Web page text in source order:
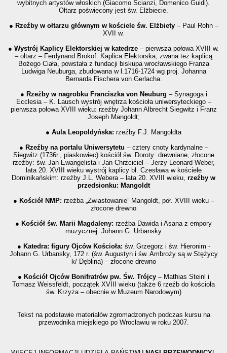
wybitnych artystów włoskich (Giacomo Scianzi, Domenico Guidi).
Ołtarz poświęcony jest św. Elżbiecie.
● Rzeźby w ołtarzu głównym w kościele św. Elżbiety – Paul Rohn –
XVII w.
● Wystrój Kaplicy Elektorskiej w katedrze – pierwsza połowa XVIII w.
– ołtarz – Ferdynand Brokof. Kaplica Elektorska, zwana też kaplicą
Bożego Ciała, powstała z fundacji biskupa wrocławskiego Franza
Ludwiga Neuburga, zbudowana w l.1716-1724 wg proj. Johanna
Bernarda Fischera von Gerlacha.
● Rzeźby w nagrobku Franciszka von Neuburg – Synagoga i
Ecclesia – K. Lausch wystrój wnętrza kościoła uniwersyteckiego –
pierwsza połowa XVIII wieku: rzeźby Johann Albrecht Siegwitz i Franz
Joseph Mangoldt;
● Aula Leopoldyńska: rzeźby F.J. Mangoldta
● Rzeźby na portalu Uniwersytetu – cztery cnoty kardynalne –
Siegwitz (1736r., piaskowiec) kościół św. Doroty: drewniane, złocone
rzeźby: św. Jan Ewangelista i Jan Chrzciciel – Jerzy Leonard Weber,
lata 20. XVIII wieku wystrój kaplicy bł. Czesława w kościele
Dominikańskim: rzeźby J.L. Webera – lata 20. XVIII wieku, rzeźby w
przedsionku: Mangoldt
● Kościół NMP: rzeźba „Zwiastowanie” Mangoldt, poł. XVIII wieku –
złocone drewno
● Kościół św. Marii Magdaleny: rzeźba Dawida i Asana z empory
muzycznej: Johann G. Urbansky
● Katedra: figury Ojców Kościoła: św. Grzegorz i św. Hieronim -
Johann G. Urbansky, 172 r. (św. Augustyn i św. Ambroży są w Stężycy
k/ Dęblina) – złocone drewno
● Kościół Ojców Bonifratrów pw. Św. Trójcy – Mathias Steinl i
Tomasz Weissfeldt, początek XVIII wieku (także 6 rzeźb do kościoła
św. Krzyża – obecnie w Muzeum Narodowym)
Tekst na podstawie materiałów zgromadzonych podczas kursu na
przewodnika miejskiego po Wrocławiu w roku 2007.